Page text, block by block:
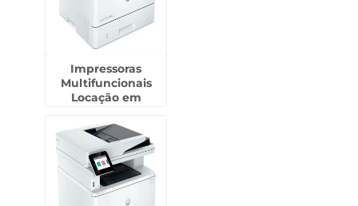
Impressoras
Multifuncionais
Locação em